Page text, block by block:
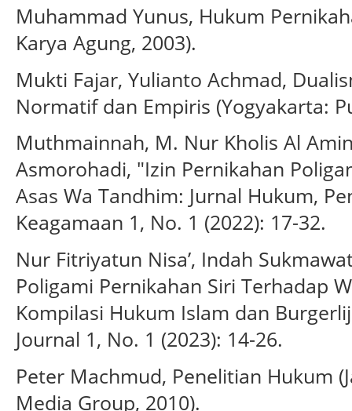
Muhammad Yunus, Hukum
Karya Agung, 2003).
Mukti Fajar, Yulianto Achmad,
Normatif dan Empiris (Yogyakarta:
Muthmainnah, M. Nur Kholis Al
Asmorohadi, "Izin Pernikahan
Asas Wa Tandhim: Jurnal Hukum,
Keagamaan 1, No. 1 (2022): 17-32.
Nur Fitriyatun Nisa’, Indah
Poligami Pernikahan Siri Terhadap
Kompilasi Hukum Islam dan
Journal 1, No. 1 (2023): 14-26.
Peter Machmud, Penelitian Hukum
Media Group, 2010).